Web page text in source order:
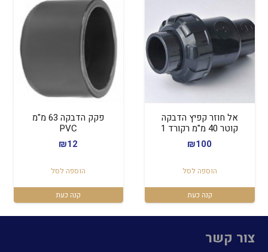
אל חוזר קפיץ הדבקה
קוטר 40 מ"מ רקורד 1
₪100
הוספה לסל
קנה כעת
פקק הדבקה 63 מ"מ
PVC
₪12
הוספה לסל
קנה כעת
צור קשר